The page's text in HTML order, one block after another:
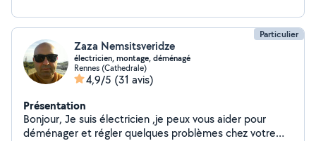
Particulier
Zaza Nemsitsveridze
électricien, montage, déménagé
Rennes (Cathedrale)
4,9/5 (31 avis)
Présentation
Bonjour, Je suis électricien ,je peux vous aider pour
déménager et régler quelques problèmes chez votre